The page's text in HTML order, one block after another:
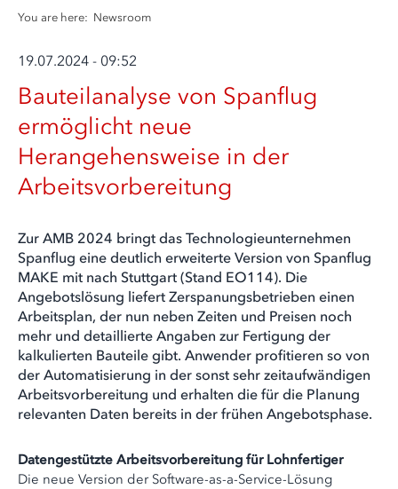
You are here: Newsroom
19.07.2024 - 09:52
Bauteilanalyse von Spanflug
ermöglicht neue
Herangehensweise in der
Arbeitsvorbereitung
Zur AMB 2024 bringt das Technologieunternehmen
Spanflug eine deutlich erweiterte Version von Spanflug
MAKE mit nach Stuttgart (Stand EO114). Die
Angebotslösung liefert Zerspanungsbetrieben einen
Arbeitsplan, der nun neben Zeiten und Preisen noch
mehr und detaillierte Angaben zur Fertigung der
kalkulierten Bauteile gibt. Anwender profitieren so von
der Automatisierung in der sonst sehr zeitaufwändigen
Arbeitsvorbereitung und erhalten die für die Planung
relevanten Daten bereits in der frühen Angebotsphase.
Datengestützte Arbeitsvorbereitung für Lohnfertiger
Die neue Version der Software-as-a-Service-Lösung